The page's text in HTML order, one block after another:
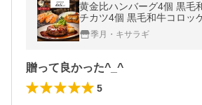
黄金比ハンバーグ4個 黒毛
チカツ4個 黒毛和牛コロッ
ーのお試しプレミアムセッ
季月・キサラギ
贈って良かった^_^
5